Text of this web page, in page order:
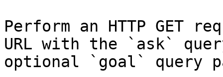
Perform an HTTP GET
URL with the `ask`
optional `goal` query